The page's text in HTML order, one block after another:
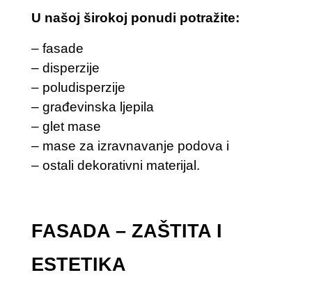
U našoj širokoj ponudi potražite:
– fasade
– disperzije
– poludisperzije
– građevinska ljepila
– glet mase
– mase za izravnavanje podova i
– ostali dekorativni materijal.
FASADA – ZAŠTITA I
ESTETIKA